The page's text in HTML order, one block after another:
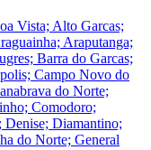
Vista; Alto Garcas;
Araputanga;
Barra do Garcas;
Campo Novo do
do Norte;
Comodoro;
Denise; Diamantino;
do Norte; General